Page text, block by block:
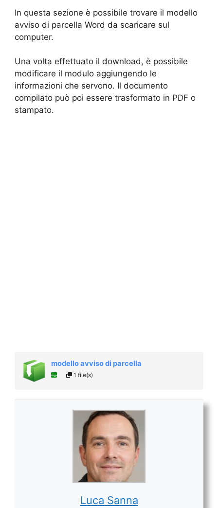
In questa sezione è possibile trovare il modello
avviso di parcella Word da scaricare sul
computer.
Una volta effettuato il download, è possibile
modificare il modulo aggiungendo le
informazioni che servono. Il documento
compilato può poi essere trasformato in PDF o
stampato.
modello avviso di parcella
1 file(s)
Luca Sanna